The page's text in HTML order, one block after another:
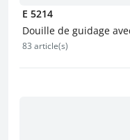
E 5214
Douille de guidage
83 article(s)